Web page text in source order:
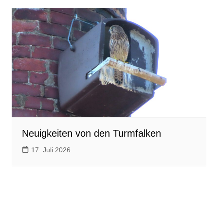
Neuigkeiten von den Turmfalken
17. Juli 2026